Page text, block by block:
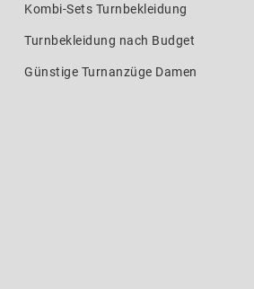
Kombi-Sets Turnbekleidung
Turnbekleidung nach Budget
Günstige Turnanzüge Damen